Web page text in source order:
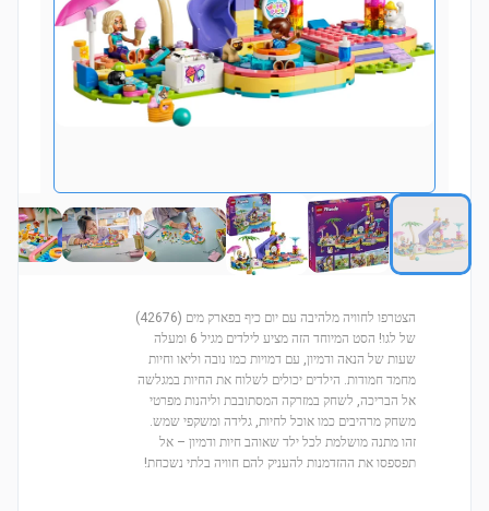
הצטרפו לחוויה מלהיבה עם יום כיף בפארק מים (42676)
של לגו! הסט המיוחד הזה מציע לילדים מגיל 6 ומעלה
שעות של הנאה ודמיון, עם דמויות כמו נובה וליאו וחיות
מחמד חמודות. הילדים יכולים לשלוח את החיות במגלשה
אל הבריכה, לשחק במזרקה המסתובבת וליהנות מפרטי
משחק מרהיבים כמו אוכל לחיות, גלידה ומשקפי שמש.
זהו מתנה מושלמת לכל ילד שאוהב חיות ודמיון – אל
תפספסו את ההזדמנות להעניק להם חוויה בלתי נשכחת!